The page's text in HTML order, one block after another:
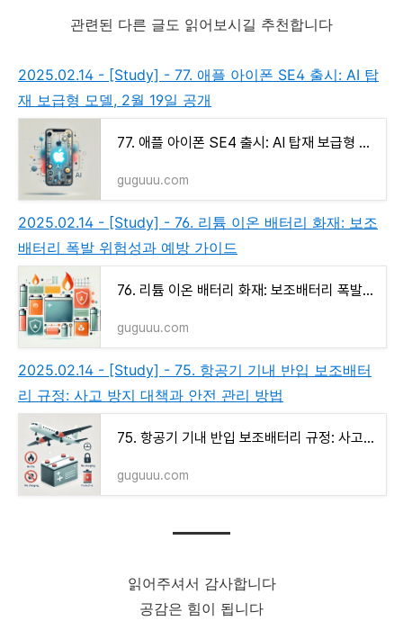
관련된 다른 글도 읽어보시길 추천합니다
2025.02.14 - [Study] - 77. 애플 아이폰 SE4 출시: AI 탑
재 보급형 모델, 2월 19일 공개
77. 애플 아이폰 SE4 출시: AI 탑재 보급형 모델, 2월 19일 공개
guguuu.com
2025.02.14 - [Study] - 76. 리튬 이온 배터리 화재: 보조
배터리 폭발 위험성과 예방 가이드
76. 리튬 이온 배터리 화재: 보조배터리 폭발 위험성과 예방 가이드
guguuu.com
2025.02.14 - [Study] - 75. 항공기 기내 반입 보조배터
리 규정: 사고 방지 대책과 안전 관리 방법
75. 항공기 기내 반입 보조배터리 규정: 사고 방지 대책과 안전 관리 방법
guguuu.com
읽어주셔서 감사합니다
공감은 힘이 됩니다